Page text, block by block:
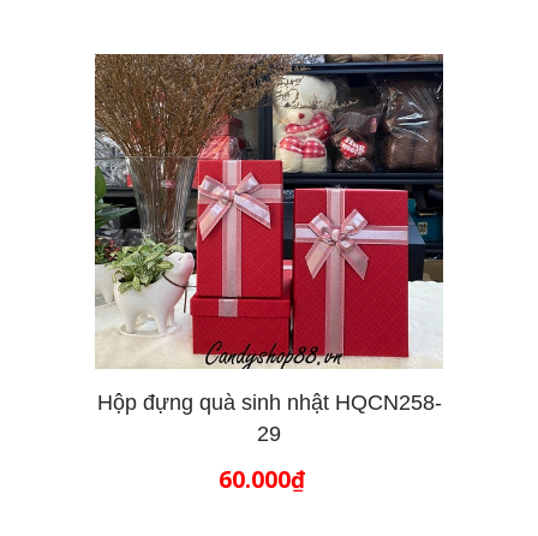
Hộp đựng quà sinh nhật HQCN258-
29
60.000₫